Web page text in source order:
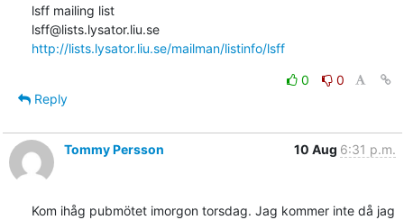
lsff mailing list
lsff@lists.lysator.liu.se
http://lists.lysator.liu.se/mailman/listinfo/lsff
0
0
Reply
Tommy Persson 10 Aug 6:31 p.m.
Kom ihåg pubmötet imorgon torsdag. Jag kommer inte då jag